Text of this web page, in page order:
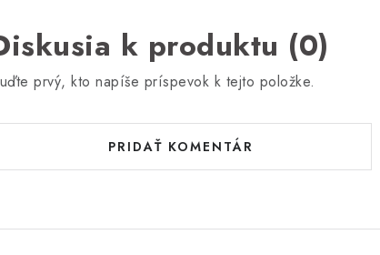
k produktu (0)
prvý, kto napíše príspevok k tejto položke.
PRIDAŤ KOMENTÁR